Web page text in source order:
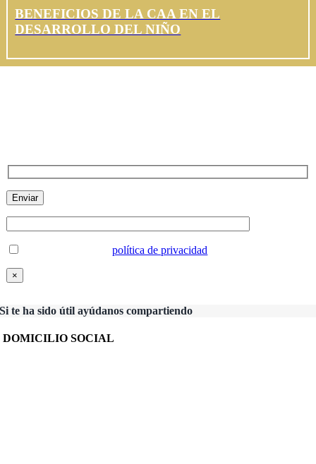
BENEFICIOS DE LA CAA EN EL
DESARROLLO DEL NIÑO
He leido y acepto lapolítica de privacidad
×
Si te ha sido útil ayúdanos compartiendo
DOMICILIO SOCIAL